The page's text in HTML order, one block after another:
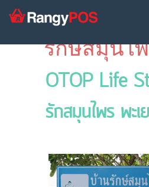
Posts
รักษ์สมุนไพ
OTOP Life
รักสมุนไพร พะเ